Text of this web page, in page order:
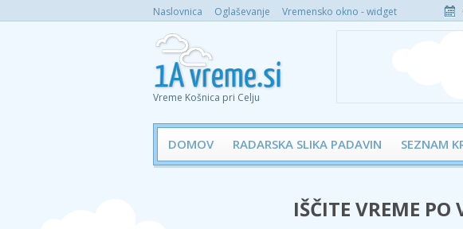
Naslovnica Oglaševanje Vremensko okno - widget
Vreme Košnica pri Celju
DOMOV RADARSKA SLIKA PADAVIN SEZNAM
IŠČITE VREME